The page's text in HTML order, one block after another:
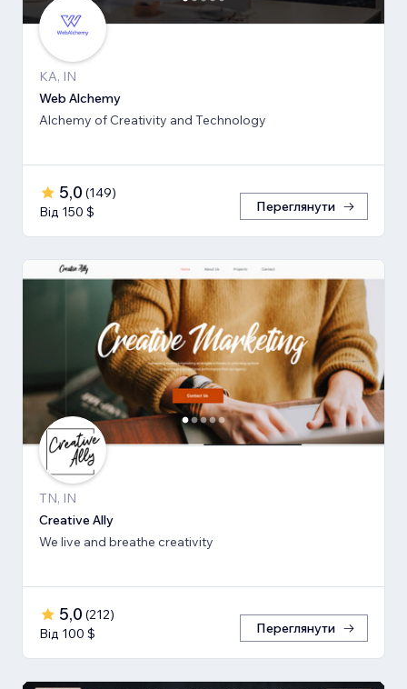
KA, IN
Web Alchemy
Alchemy of Creativity and Technology
5,0 (149)
Від 150 $
Переглянути
TN, IN
Creative Ally
We live and breathe creativity
5,0 (212)
Від 100 $
Переглянути